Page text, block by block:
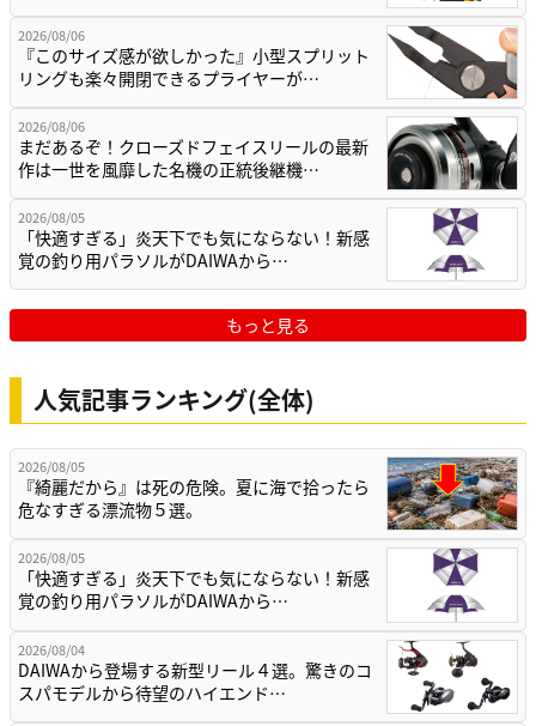
2026/08/06
『このサイズ感が欲しかった』小型スプリット
リングも楽々開閉できるプライヤーが…
2026/08/06
まだあるぞ！クローズドフェイスリールの最新
作は一世を風靡した名機の正統後継機…
2026/08/05
「快適すぎる」炎天下でも気にならない！新感
覚の釣り用パラソルがDAIWAから…
もっと見る
人気記事ランキング(全体)
2026/08/05
『綺麗だから』は死の危険。夏に海で拾ったら
危なすぎる漂流物５選。
2026/08/05
「快適すぎる」炎天下でも気にならない！新感
覚の釣り用パラソルがDAIWAから…
2026/08/04
DAIWAから登場する新型リール４選。驚きのコ
スパモデルから待望のハイエンド…